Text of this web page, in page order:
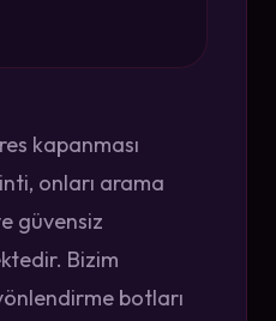
kapanması
onları arama
güvensiz
Bizim
botları